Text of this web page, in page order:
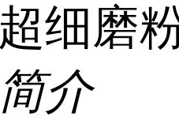
超细磨
简介